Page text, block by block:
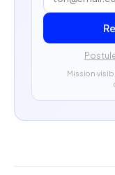
Mission